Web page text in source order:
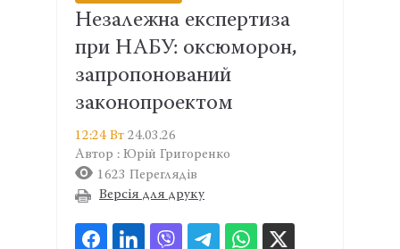
Незалежна експертиза
при НАБУ: оксюморон,
запропонований
законопроектом
12:24 Вт 24.03.26
Автор : Юрій Григоренко
1623 Переглядів
Версія для друку